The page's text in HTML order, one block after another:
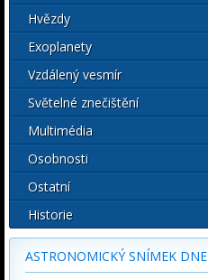
Hvězdy
Exoplanety
Vzdálený vesmír
Světelné znečištění
Multimédia
Osobnosti
Ostatní
Historie
ASTRONOMICKÝ SNÍMEK DNE